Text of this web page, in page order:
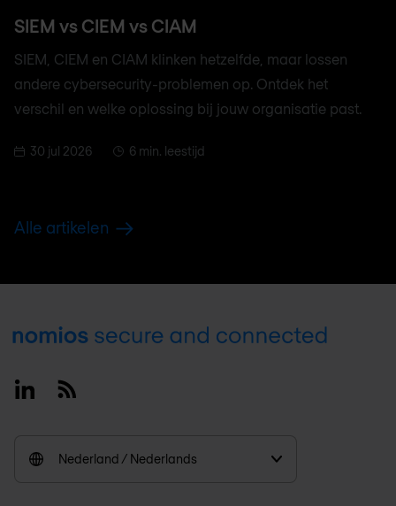
SIEM vs CIEM vs CIAM
SIEM, CIEM en CIAM klinken hetzelfde, maar lossen
andere cybersecurity-problemen op. Ontdek het
verschil en welke oplossing bij jouw organisatie past.
30 jul 2026 6 min. leestijd
Alle artikelen
Footer
LinkedinRSS
Nederland / Nederlands